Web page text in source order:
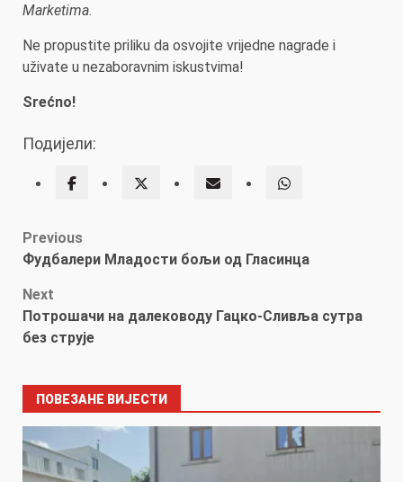
Marketima.
Ne propustite priliku da osvojite vrijedne nagrade i
uživate u nezaboravnim iskustvima!
Srećno!
Подијели:
Post
Previous
Фудбалери Младости бољи од Гласинца
Next
Потрошачи на далеководу Гацко-Сливља сутра
без струје
ПОВЕЗАНЕ ВИЈЕСТИ